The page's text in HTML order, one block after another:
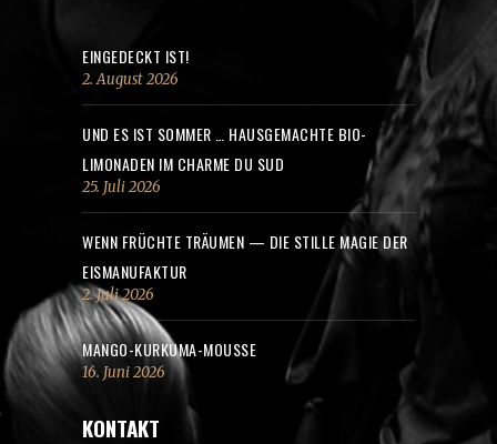
EINGEDECKT IST!
2. August 2026
UND ES IST SOMMER … HAUSGEMACHTE BIO-
LIMONADEN IM CHARME DU SUD
25. Juli 2026
WENN FRÜCHTE TRÄUMEN — DIE STILLE MAGIE DER
EISMANUFAKTUR
2. Juli 2026
MANGO-KURKUMA-MOUSSE
16. Juni 2026
KONTAKT